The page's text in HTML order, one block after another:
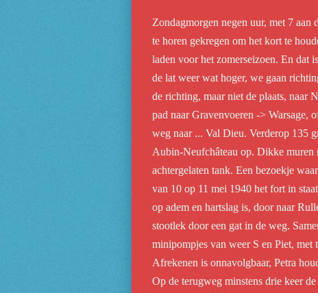
Zondagmorgen negen uur, met 7
te horen gekregen om het kort te
laden voor het zomerseizoen. En dat
de lat weer wat hoger, we gaan
de richting, maar niet de plaats, naar
pad naar Gravenvoeren -> Warsage,
weg naar ... Val Dieu. Verderop 135
Aubin-Neufchâteau op. Dikke muren
achtergelaten tank. Een bezoekje
van 10 op 11 mei 1940 het fort in
op adem en hartslag is, door naar
stootlek door een gat in de weg.
minipompjes van weer S en Piet,
Afrekenen is onnavolgbaar, Petra
Op de terugweg minstens drie keer